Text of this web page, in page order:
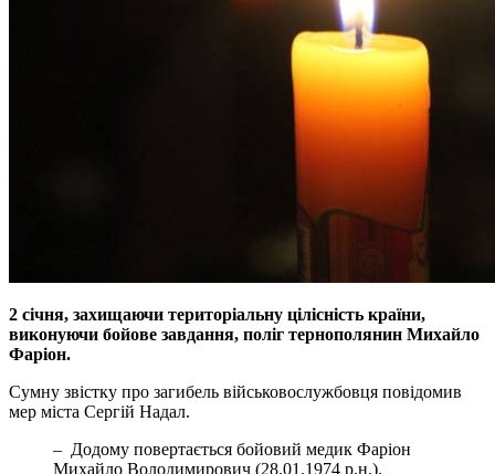
2 січня, захищаючи територіальну цілісність країни,
виконуючи бойове завдання, поліг тернополянин Михайло
Фаріон.
Сумну звістку про загибель військовослужбовця повідомив
мер міста Сергій Надал.
– Додому повертається бойовий медик Фаріон
Михайло Володимирович (28.01.1974 р.н.).